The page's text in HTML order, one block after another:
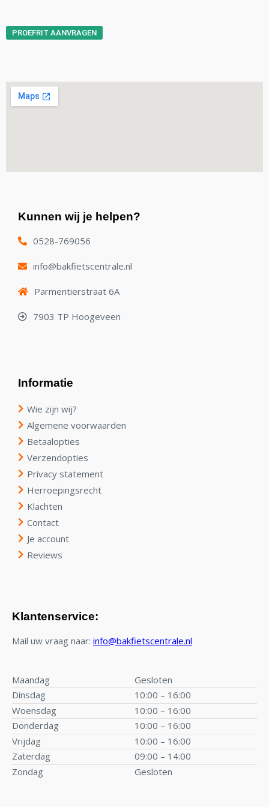
PROEFRIT AANVRAGEN
Kunnen wij je helpen?
0528-769056
info@bakfietscentrale.nl
Parmentierstraat 6A
7903 TP Hoogeveen
Informatie
Wie zijn wij?
Algemene voorwaarden
Betaalopties
Verzendopties
Privacy statement
Herroepingsrecht
Klachten
Contact
Je account
Reviews
Klantenservice:
Mail uw vraag naar: info@bakfietscentrale.nl
Maandag
Gesloten
Dinsdag
10:00 – 16:00
Woensdag
10:00 – 16:00
Donderdag
10:00 – 16:00
Vrijdag
10:00 – 16:00
Zaterdag
09:00 – 14:00
Zondag
Gesloten